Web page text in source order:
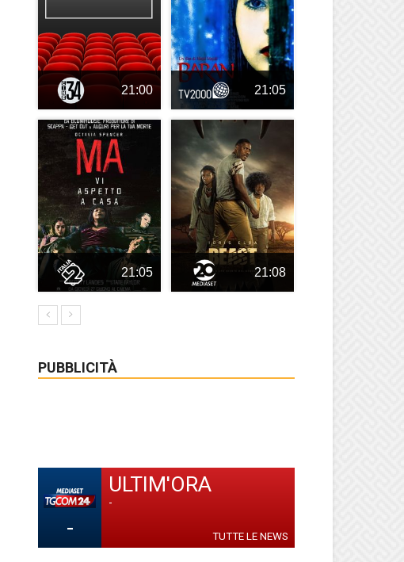
21:00 21:05
21:05 21:08
PUBBLICITÀ
-
ULTIM'ORA
-
TUTTE LE NEWS